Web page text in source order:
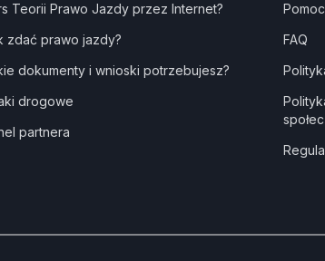
Teorii Prawo Jazdy przez Internet?
zdać prawo jazdy?
dokumenty i wnioski potrzebujesz?
drogowe
partnera
Pomoc
FAQ